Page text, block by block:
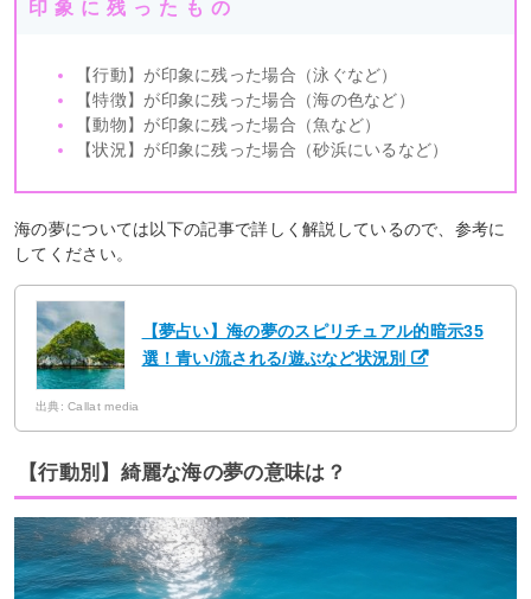
印象に残ったもの
【行動】が印象に残った場合（泳ぐなど）
【特徴】が印象に残った場合（海の色など）
【動物】が印象に残った場合（魚など）
【状況】が印象に残った場合（砂浜にいるなど）
海の夢については以下の記事で詳しく解説しているので、参考に
してください。
【夢占い】海の夢のスピリチュアル的暗示35
選！青い/流される/遊ぶなど状況別
出典: Callat media
【行動別】綺麗な海の夢の意味は？